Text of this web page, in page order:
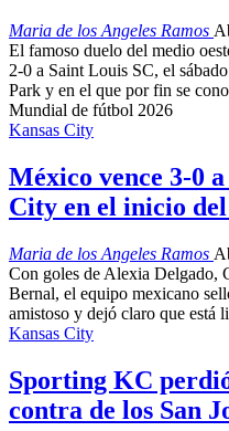
Maria de los Angeles Ramos
El famoso duelo del medio
2-0 a Saint Louis SC, el
Park y en el que por fin se
Mundial de fútbol 2026
Kansas City
México vence 3-0
City en el inicio
Maria de los Angeles Ramos
Con goles de Alexia Delgado,
Bernal, el equipo mexicano
amistoso y dejó claro que está
Kansas City
Sporting KC
contra de los San